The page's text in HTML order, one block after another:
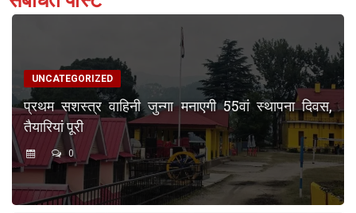
UNCATEGORIZED
प्रथम सशस्त्र वाहिनी जुन्गा मनाएगी 55वां स्थापना दिवस,
तैयारियां पूरी
0